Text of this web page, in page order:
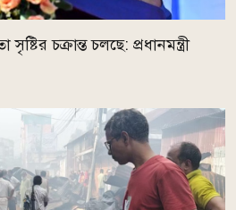
চক্রান্ত চলছে: প্রধানমন্ত্রী